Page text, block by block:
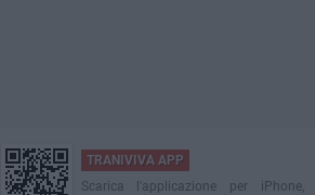
TRANIVIVA APP
Scarica l'applicazione per iPhone,